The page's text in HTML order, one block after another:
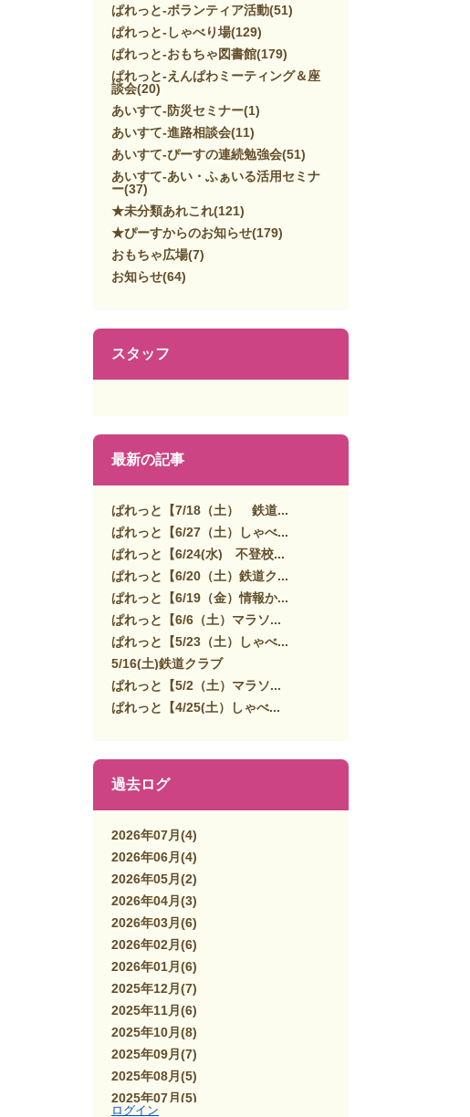
ぱれっと-ボランティア活動(51)
ぱれっと-しゃべり場(129)
ぱれっと-おもちゃ図書館(179)
ぱれっと-えんぱわミーティング＆座
談会(20)
あいすて-防災セミナー(1)
あいすて-進路相談会(11)
あいすて-ぴーすの連続勉強会(51)
あいすて-あい・ふぁいる活用セミナ
ー(37)
★未分類あれこれ(121)
★ぴーすからのお知らせ(179)
おもちゃ広場(7)
お知らせ(64)
スタッフ
最新の記事
ぱれっと【7/18（土） 鉄道...
ぱれっと【6/27（土）しゃべ...
ぱれっと【6/24(水) 不登校...
ぱれっと【6/20（土）鉄道ク...
ぱれっと【6/19（金）情報か...
ぱれっと【6/6（土）マラソ...
ぱれっと【5/23（土）しゃべ...
5/16(土)鉄道クラブ
ぱれっと【5/2（土）マラソ...
ぱれっと【4/25(土）しゃべ...
過去ログ
2026年07月 (4)
2026年06月 (4)
2026年05月 (2)
2026年04月 (3)
2026年03月 (6)
2026年02月 (6)
2026年01月 (6)
2025年12月 (7)
2025年11月 (6)
2025年10月 (8)
2025年09月 (7)
2025年08月 (5)
2025年07月 (5)
ログイン